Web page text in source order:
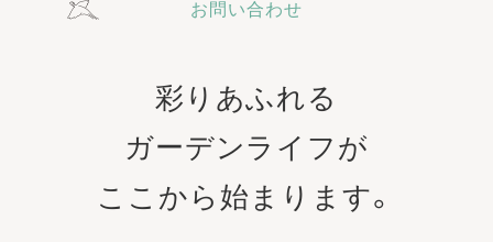
お問い合わせ
彩りあふれる
ガーデンライフが
ここから始まります。